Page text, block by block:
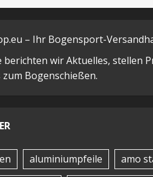
– Ihr Bogensport-
berichten wir Aktuelles, stellen
zum Bogenschießen.
aluminiumpfeile amo